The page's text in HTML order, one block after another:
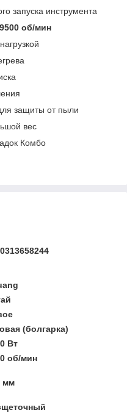
запуска инструмента
об/мин
защиты от пыли
вес
Комбо
(болгарка)
Вт
об/мин
мм